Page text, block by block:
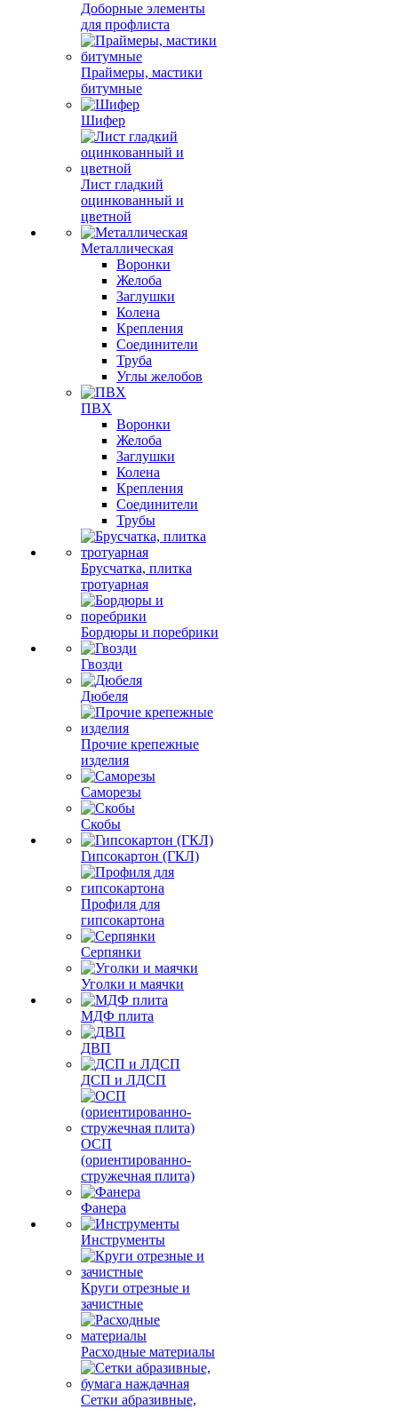
Доборные элементы
для профлиста
Праймеры, мастики
битумные
Шифер
Лист гладкий
оцинкованный и
цветной
Металлическая
Воронки
Желоба
Заглушки
Колена
Крепления
Соединители
Труба
Углы желобов
ПВХ
Воронки
Желоба
Заглушки
Колена
Крепления
Соединители
Трубы
Брусчатка, плитка
тротуарная
Бордюры и поребрики
Гвозди
Дюбеля
Прочие крепежные
изделия
Саморезы
Скобы
Гипсокартон (ГКЛ)
Профиля для
гипсокартона
Серпянки
Уголки и маячки
МДФ плита
ДВП
ДСП и ЛДСП
ОСП
(ориентированно-
стружечная плита)
Фанера
Инструменты
Круги отрезные и
зачистные
Расходные материалы
Сетки абразивные,